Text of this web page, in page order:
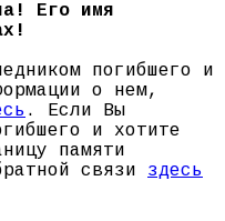
Его имя
погибшего и
о нем,
. Если Вы
и хотите
памяти
связи здесь